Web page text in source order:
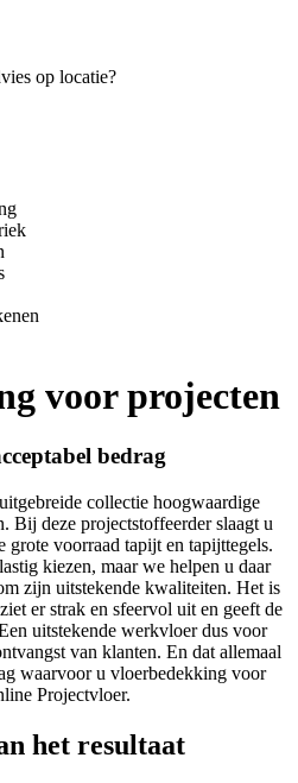
op locatie?
voor projecten
bedrag
collectie hoogwaardige
Bij deze projectstoffeerder slaagt u
voorraad tapijt en tapijttegels.
kiezen, maar we helpen u daar
zijn uitstekende kwaliteiten. Het is
er strak en sfeervol uit en geeft de
uitstekende werkvloer dus voor
van klanten. En dat allemaal
waarvoor u vloerbedekking voor
Projectvloer.
het resultaat